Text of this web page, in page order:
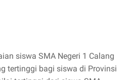
siswa SMA Negeri 1 Calang
tertinggi bagi siswa di Provinsi